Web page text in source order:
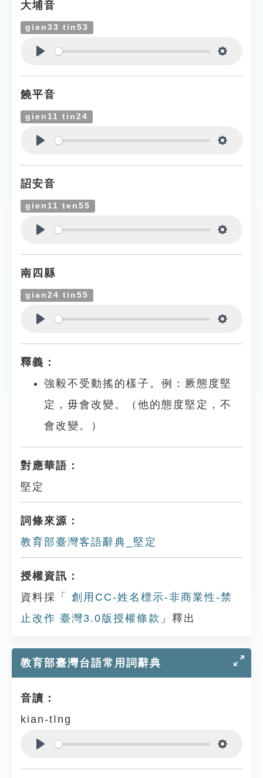
大埔音
gien33 tin53
饒平音
gien11 tin24
詔安音
gien11 ten55
南四縣
gian24 tin55
釋義：
強毅不受動搖的樣子。例：厥態度堅
定，毋會改變。（他的態度堅定，不
會改變。）
對應華語：
堅定
詞條來源：
教育部臺灣客語辭典_堅定
授權資訊：
資料採「
創用CC-姓名標示-非商業性-禁
止改作 臺灣3.0版授權條款 」釋出
教育部臺灣台語常用詞辭典
音讀：
kian-tīng